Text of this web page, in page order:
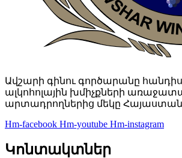
Ավշարի գինու գործարանը
ալկոհոլային խմիչքների
արտադրողներից մեկը
Hm-facebook Hm-youtube Hm-instagram
Կոնտակտներ